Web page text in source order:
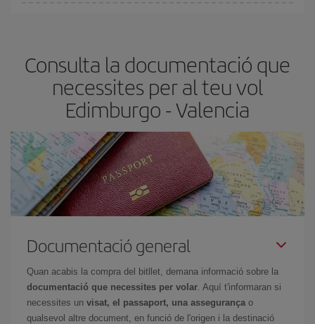
barats et sortiran. A més, si tens flexibilitat amb les dates i els
horaris del viatge, podràstriar el preu més barat.
Consulta la documentació que
necessites per al teu vol
Edimburgo - Valencia
Documentació general
Quan acabis la compra del bitllet, demana informació sobre la
documentació que necessites per volar. Aquí t'informaran si
necessites un visat, el passaport, una assegurança o
qualsevol altre document, en funció de l'origen i la destinació